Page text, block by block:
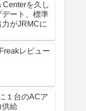
Centerを久し
ート、標準
がJRMCに
レビュー
１台のACア
供給